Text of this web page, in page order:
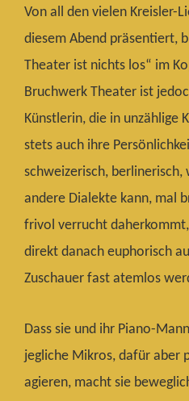
Von all den vielen Kreisler-
diesem Abend präsentiert,
Theater ist nichts los“ im
Bruchwerk Theater ist
Künstlerin, die in unzählige
stets auch ihre
schweizerisch, berlinerisch,
andere Dialekte kann, mal
frivol verrucht
direkt danach euphorisch
Zuschauer fast atemlos
Dass sie und ihr Piano-
jegliche Mikros, dafür aber
agieren, macht sie